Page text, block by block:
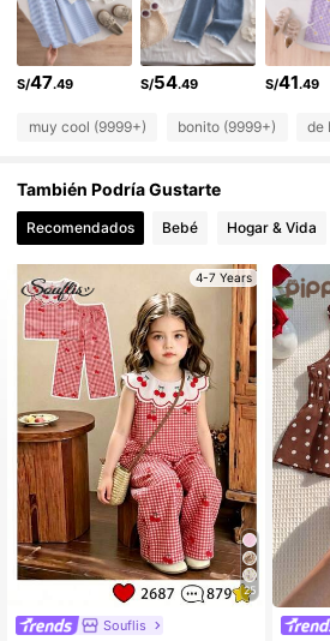
4.91 309K Seguidores
4.91 309K Seguidores
309K Seguidores
S/47.49 S/54.49 S/41.49
muy cool (9999+) bonito (9999+) de
También Podría Gustarte
Recomendados Bebé Hogar & Vida
4-7 Years
25
Souflis